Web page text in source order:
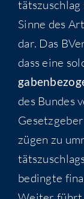
täts­zu­schlag
Sin­ne des
dar. Das
dass eine
des Bun­des
zü­gen zu
be­ding­te